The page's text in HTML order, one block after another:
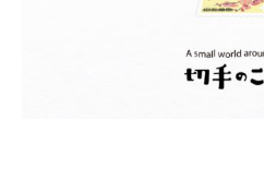
企業向けIT製品の総合サイト